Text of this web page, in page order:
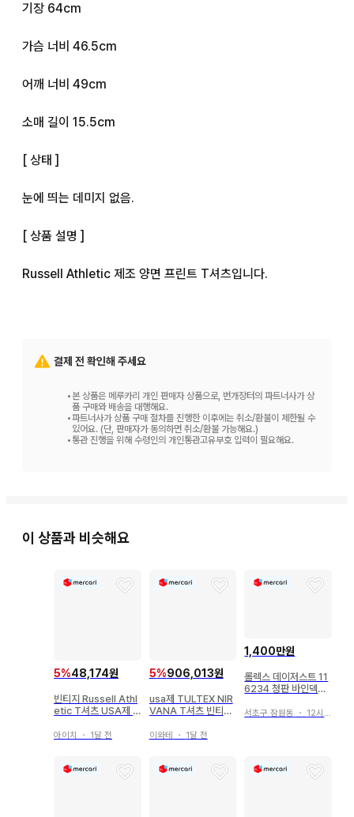
기장 64cm
가슴 너비 46.5cm
어깨 너비 49cm
소매 길이 15.5cm
[ 상태 ]
눈에 띄는 데미지 없음.
[ 상품 설명 ]
Russell Athletic 제조 양면 프린트 T셔츠입니다.
년대다운 디자인의 제품입니다.
팔로우 할인이 있습니다.
자세한 내용은 프로필을 확인해주세요.
결제 전 확인해 주세요
•본 상품은 메루카리 개인 판매자 상품으로, 번개장터의 파트너사가 상
품 구매와 배송을 대행해요.
•파트너사가 상품 구매 절차를 진행한 이후에는 취소/환불이 제한될 수
있어요. (단, 판매자가 동의하면 취소/환불 가능해요.)
•통관 진행을 위해 수령인의 개인통관고유부호 입력이 필요해요.
이 상품과 비슷해요
5%48,174원
빈티지 Russell Athl
etic T셔츠 USA제 L
아이치 ・ 1달 전
5%906,013원
usa제 TULTEX NIR
VANA T셔츠 빈티지
이와테 ・ 1달 전
1,400만원
롤렉스 데이저스트 11
6234 청판 바인덱스
서초구 잠원동 ・ 12시간 전